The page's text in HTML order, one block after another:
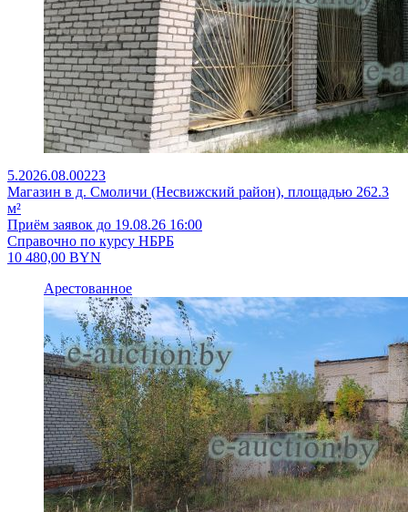
5.2026.08.00223
Магазин в д. Смоличи (Несвижский район), площадью 262.3
м²
Приём заявок до 19.08.26 16:00
Справочно по курсу НБРБ
10 480,00 BYN
Арестованное